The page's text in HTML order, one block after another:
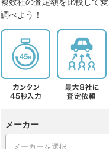
調べよう！
メーカー